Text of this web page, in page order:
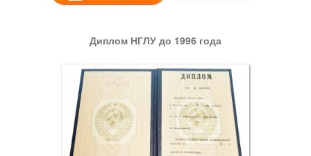
Диплом НГЛУ до 1996 года